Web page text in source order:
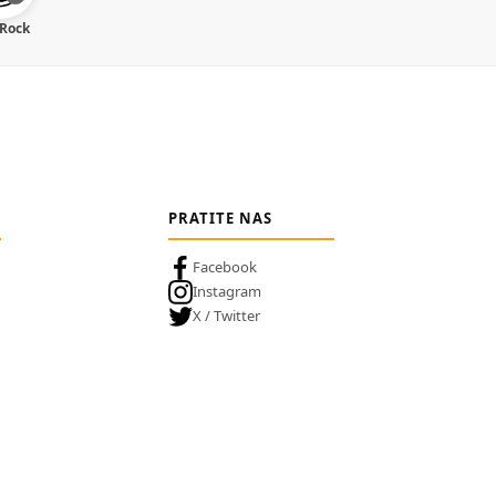
PRATITE NAS
Facebook
Instagram
X / Twitter